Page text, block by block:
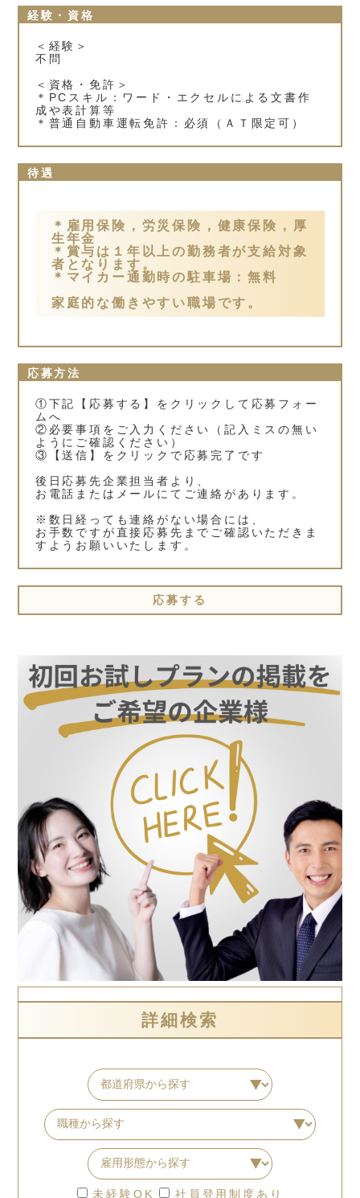
詳細検索
未経験OK 社員登用制度あり
経験・資格
＜経験＞
不問
＜資格・免許＞
＊PCスキル：ワード・エクセルによる文書作
成や表計算等
＊普通自動車運転免許：必須（ＡＴ限定可）
待遇
＊雇用保険，労災保険，健康保険，厚
生年金
＊賞与は１年以上の勤務者が支給対象
者となります。
＊マイカー通勤時の駐車場：無料
家庭的な働きやすい職場です。
応募方法
①下記【応募する】をクリックして応募フォー
ムへ
②必要事項をご入力ください（記入ミスの無い
ようにご確認ください）
③【送信】をクリックで応募完了です
後日応募先企業担当者より、
お電話またはメールにてご連絡があります。
※数日経っても連絡がない場合には、
お手数ですが直接応募先までご確認いただきま
すようお願いいたします。
応募する